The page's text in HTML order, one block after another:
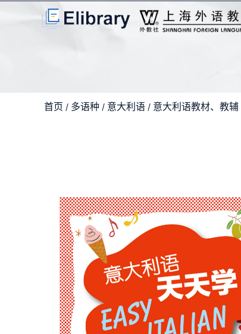
首页 / 多语种 / 意大利语 / 意大利语教材、教辅